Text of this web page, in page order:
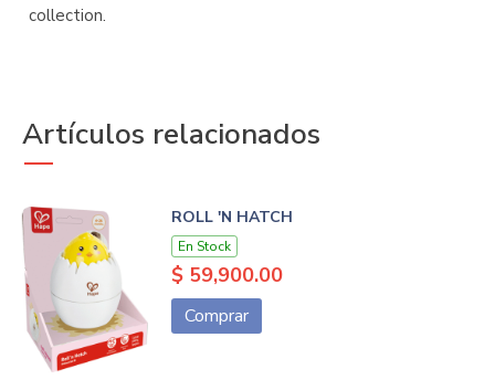
collection.
Artículos relacionados
ROLL 'N HATCH
En Stock
$ 59,900.00
Comprar